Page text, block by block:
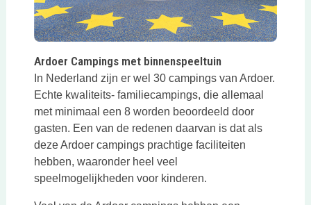
Ardoer Campings met binnenspeeltuin
In Nederland zijn er wel 30 campings van Ardoer.
Echte kwaliteits- familiecampings, die allemaal
met minimaal een 8 worden beoordeeld door
gasten. Een van de redenen daarvan is dat als
deze Ardoer campings prachtige faciliteiten
hebben, waaronder heel veel
speelmogelijkheden voor kinderen.